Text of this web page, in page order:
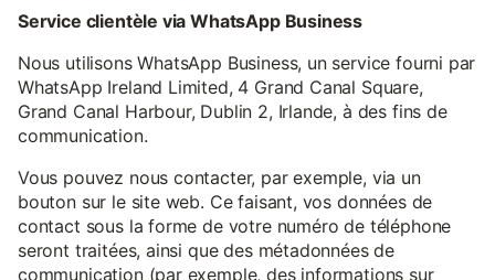
Service clientèle via WhatsApp Business
Nous utilisons WhatsApp Business, un service fourni par
WhatsApp Ireland Limited, 4 Grand Canal Square,
Grand Canal Harbour, Dublin 2, Irlande, à des fins de
communication.
Vous pouvez nous contacter, par exemple, via un
bouton sur le site web. Ce faisant, vos données de
contact sous la forme de votre numéro de téléphone
seront traitées, ainsi que des métadonnées de
communication (par exemple, des informations sur